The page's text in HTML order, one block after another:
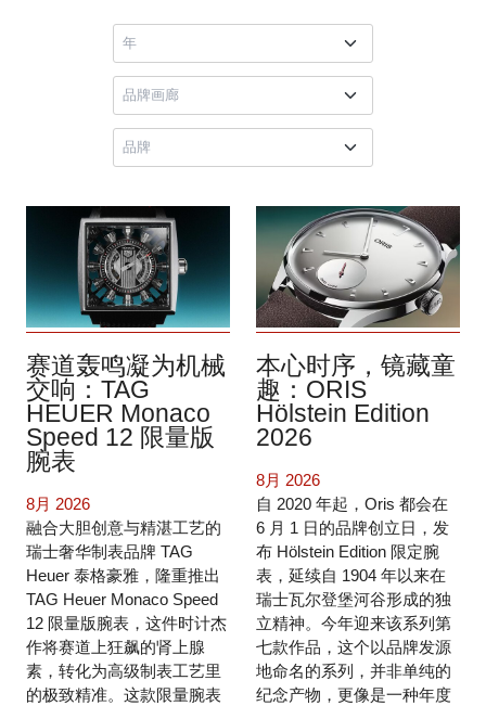
赛道轰鸣凝为机械
交响：TAG
HEUER Monaco
Speed 12 限量版
腕表
8月 2026
融合大胆创意与精湛工艺的
瑞士奢华制表品牌 TAG
Heuer 泰格豪雅，隆重推出
TAG Heuer Monaco Speed
12 限量版腕表，这件时计杰
作将赛道上狂飙的肾上腺
素，转化为高级制表工艺里
的极致精准。这款限量腕表
本心时序，镜藏童
趣：ORIS
Hölstein Edition
2026
8月 2026
自 2020 年起，Oris 都会在
6 月 1 日的品牌创立日，发
布 Hölstein Edition 限定腕
表，延续自 1904 年以来在
瑞士瓦尔登堡河谷形成的独
立精神。今年迎来该系列第
七款作品，这个以品牌发源
地命名的系列，并非单纯的
纪念产物，更像是一种年度